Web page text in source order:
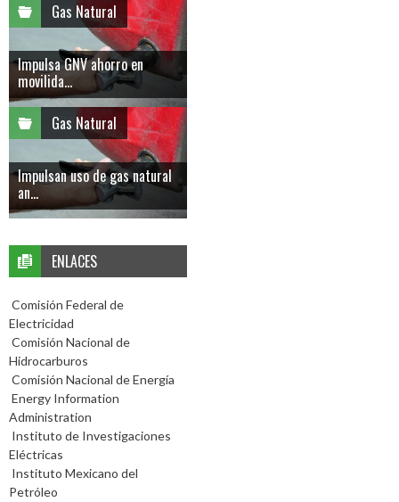
Gas Natural
Impulsa GNV ahorro en
movilida...
Gas Natural
Impulsan uso de gas natural
an...
ENLACES
Comisión Federal de
Electricidad
Comisión Nacional de
Hidrocarburos
Comisión Nacional de Energía
Energy Information
Administration
Instituto de Investigaciones
Eléctricas
Instituto Mexicano del
Petróleo